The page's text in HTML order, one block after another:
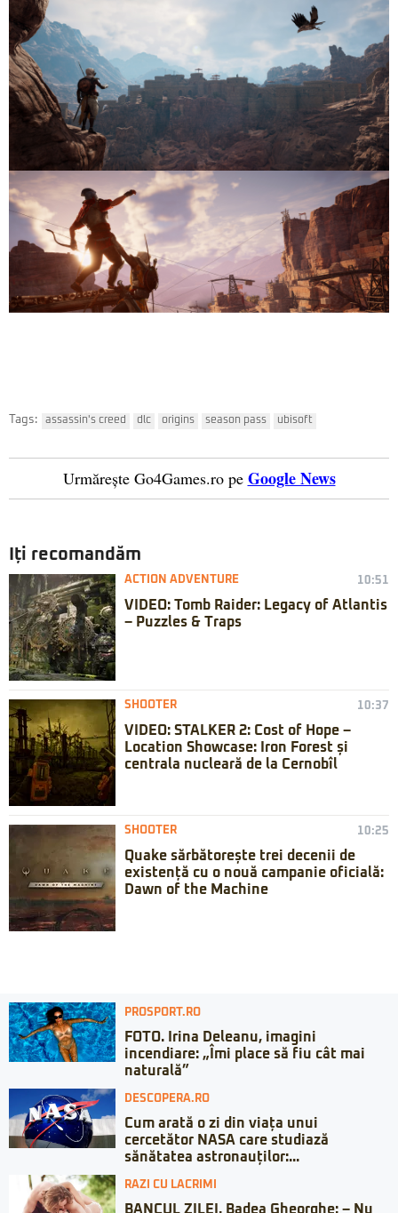
Tags: assassin's creed dlc origins season pass ubisoft
Urmărește Go4Games.ro pe Google News
Iți recomandăm
ACTION ADVENTURE 10:51
VIDEO: Tomb Raider: Legacy of Atlantis
– Puzzles & Traps
SHOOTER 10:37
VIDEO: STALKER 2: Cost of Hope –
Location Showcase: Iron Forest și
centrala nucleară de la Cernobîl
SHOOTER 10:25
Quake sărbătorește trei decenii de
existență cu o nouă campanie oficială:
Dawn of the Machine
PROSPORT.RO
FOTO. Irina Deleanu, imagini
incendiare: „Îmi place să fiu cât mai
naturală”
DESCOPERA.RO
Cum arată o zi din viața unui
cercetător NASA care studiază
sănătatea astronauților:...
RAZI CU LACRIMI
BANCUL ZILEI. Badea Gheorghe: – Nu